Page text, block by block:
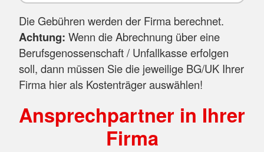
Die Gebühren werden der Firma berechnet.
Achtung: Wenn die Abrechnung über eine
Berufsgenossenschaft / Unfallkasse erfolgen
soll, dann müssen Sie die jeweilige BG/UK Ihrer
Firma hier als Kostenträger auswählen!
Ansprechpartner in Ihrer
Firma